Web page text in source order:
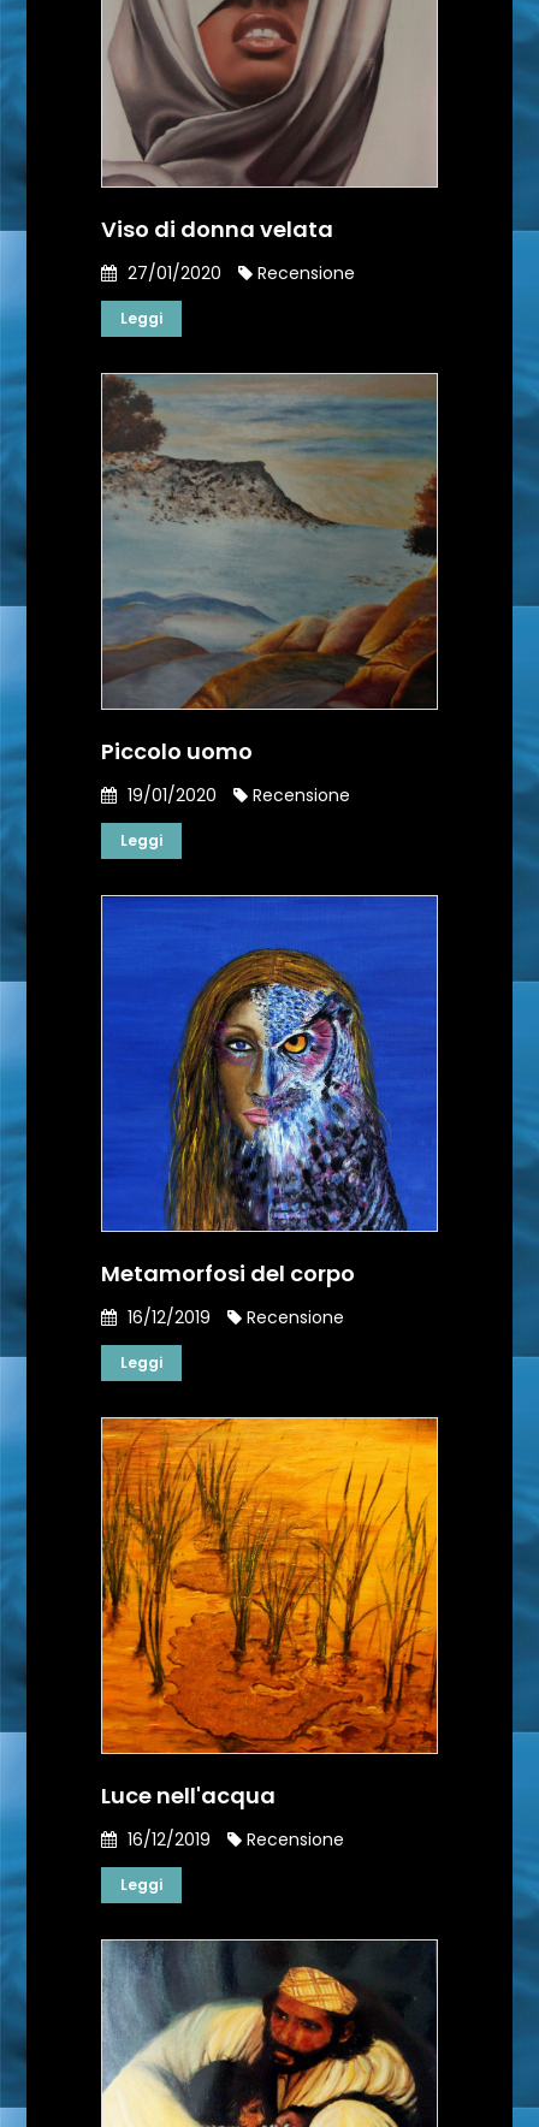
Viso di donna velata
27/01/2020 Recensione
Leggi
Piccolo uomo
19/01/2020 Recensione
Leggi
Metamorfosi del corpo
16/12/2019 Recensione
Leggi
Luce nell'acqua
16/12/2019 Recensione
Leggi